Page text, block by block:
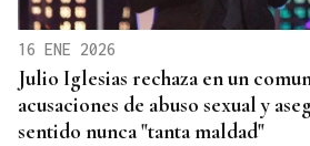
16 ENE 2026
Julio Iglesias rechaza en un
acusaciones de abuso sexual y
sentido nunca "tanta maldad"